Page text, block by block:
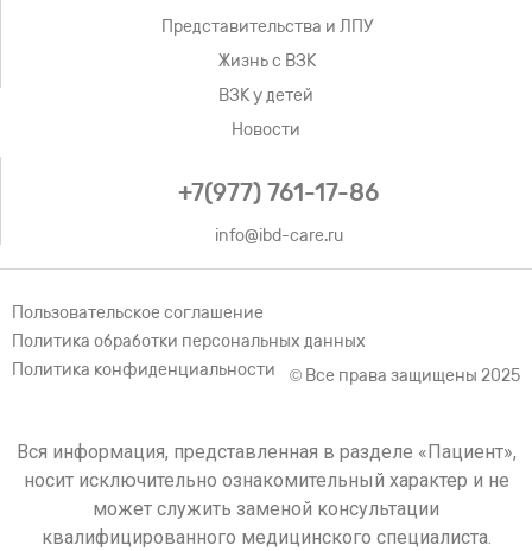
Представительства и ЛПУ
Жизнь с ВЗК
ВЗК у детей
Новости
+7(977) 761-17-86
info@ibd-care.ru
Пользовательское соглашение
Политика обработки персональных данных
Политика конфиденциальности
© Все права защищены 2025
Вся информация, представленная в разделе «Пациент»,
носит исключительно ознакомительный характер и не
может служить заменой консультации
квалифицированного медицинского специалиста.